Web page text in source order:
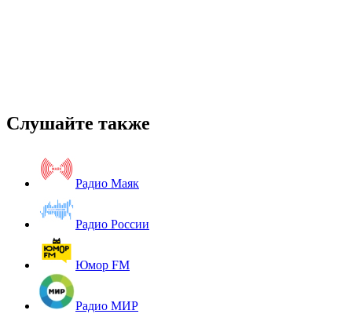
Слушайте также
Радио Маяк
Радио России
Юмор FM
Радио МИР